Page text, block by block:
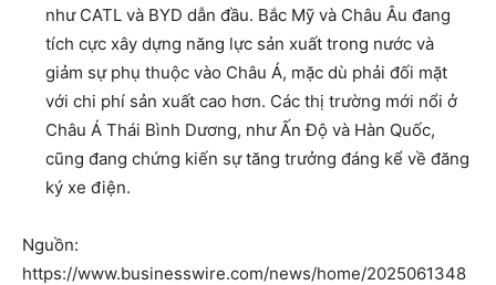
như CATL và BYD dẫn đầu. Bắc Mỹ và Châu Âu đang
tích cực xây dựng năng lực sản xuất trong nước và
giảm sự phụ thuộc vào Châu Á, mặc dù phải đối mặt
với chi phí sản xuất cao hơn. Các thị trường mới nổi ở
Châu Á Thái Bình Dương, như Ấn Độ và Hàn Quốc,
cũng đang chứng kiến sự tăng trưởng đáng kể về đăng
ký xe điện.
Nguồn:
https://www.businesswire.com/news/home/2025061348